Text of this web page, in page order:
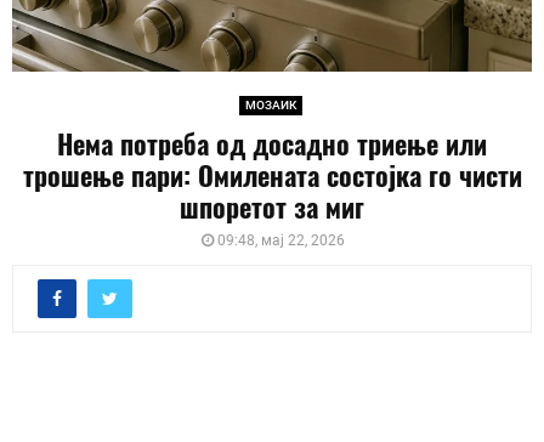
МОЗАИК
Нема потреба од досадно триење или
трошење пари: Омилената состојка го чисти
шпоретот за миг
09:48, мај 22, 2026